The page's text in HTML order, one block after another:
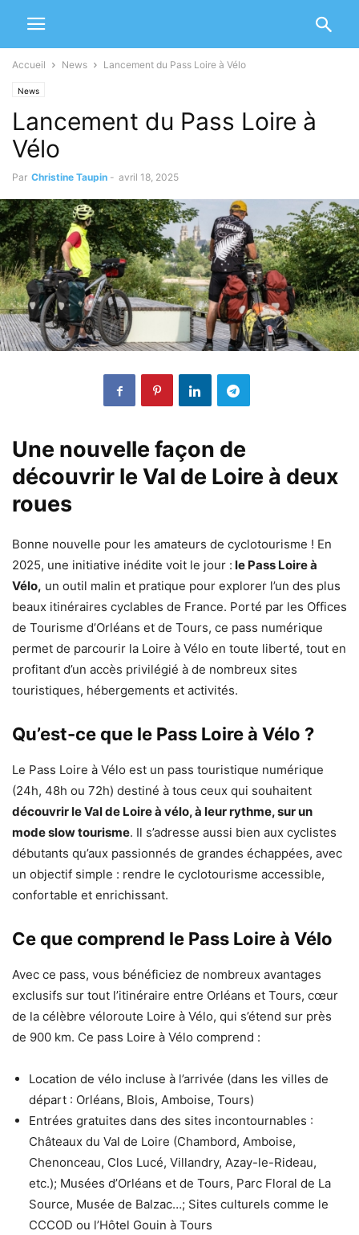
Accueil News Lancement du Pass Loire à Vélo
News
Lancement du Pass Loire à
Vélo
Par Christine Taupin - avril 18, 2025
Une nouvelle façon de
découvrir le Val de Loire à deux
roues
Bonne nouvelle pour les amateurs de cyclotourisme ! En
2025, une initiative inédite voit le jour : le Pass Loire à
Vélo, un outil malin et pratique pour explorer l’un des plus
beaux itinéraires cyclables de France. Porté par les Offices
de Tourisme d’Orléans et de Tours, ce pass numérique
permet de parcourir la Loire à Vélo en toute liberté, tout en
profitant d’un accès privilégié à de nombreux sites
touristiques, hébergements et activités.
Qu’est-ce que le Pass Loire à Vélo ?
Le Pass Loire à Vélo est un pass touristique numérique
(24h, 48h ou 72h) destiné à tous ceux qui souhaitent
découvrir le Val de Loire à vélo, à leur rythme, sur un
mode slow tourisme. Il s’adresse aussi bien aux cyclistes
débutants qu’aux passionnés de grandes échappées, avec
un objectif simple : rendre le cyclotourisme accessible,
confortable et enrichissant.
Ce que comprend le Pass Loire à Vélo
Avec ce pass, vous bénéficiez de nombreux avantages
exclusifs sur tout l’itinéraire entre Orléans et Tours, cœur
de la célèbre véloroute Loire à Vélo, qui s’étend sur près
de 900 km. Ce pass Loire à Vélo comprend :
Location de vélo incluse à l’arrivée (dans les villes de
départ : Orléans, Blois, Amboise, Tours)
Entrées gratuites dans des sites incontournables :
Châteaux du Val de Loire (Chambord, Amboise,
Chenonceau, Clos Lucé, Villandry, Azay-le-Rideau,
etc.); Musées d’Orléans et de Tours, Parc Floral de La
Source, Musée de Balzac…; Sites culturels comme le
CCCOD ou l’Hôtel Gouin à Tours